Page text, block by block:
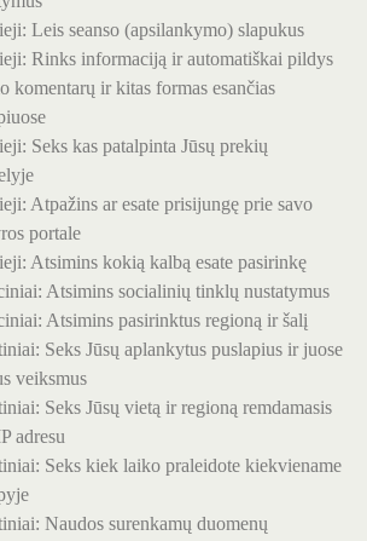
Leis seanso (apsilankymo) slapukus
Rinks informaciją ir automatiškai pildys
komentarų ir kitas formas esančias
Seks kas patalpinta Jūsų prekių
Atpažins ar esate prisijungę prie savo
portale
Atsimins kokią kalbą esate pasirinkę
Atsimins socialinių tinklų nustatymus
Atsimins pasirinktus regioną ir šalį
Seks Jūsų aplankytus puslapius ir juose
veiksmus
Seks Jūsų vietą ir regioną remdamasis
adresu
Seks kiek laiko praleidote kiekviename
Naudos surenkamų duomenų